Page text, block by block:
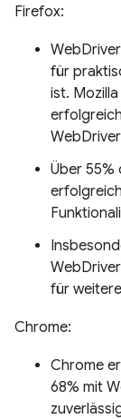
Firefox:
für
ist.
Über 55%
für
Chrome:
Chrome
68% mit